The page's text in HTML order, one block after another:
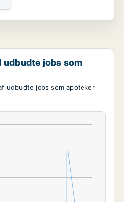
udbudte jobs som
udbudte jobs som apoteker